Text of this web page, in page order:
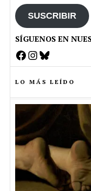
SUSCRIBIR
SÍGUENOS EN
Facebook
Instagram
Bluesky
LO MÁS LEÍDO